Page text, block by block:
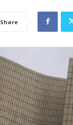
Share